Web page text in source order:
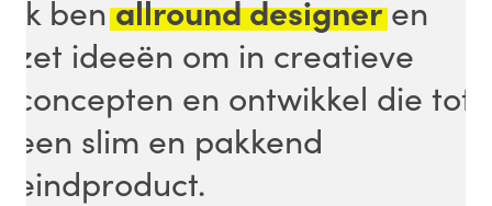
Ik benallround designeren
zet ideeën om in creatieve
concepten en ontwikkel die tot
een slim en pakkend
eindproduct.